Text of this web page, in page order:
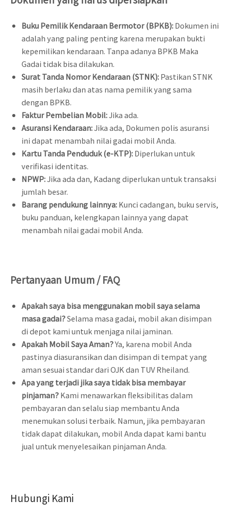
Buku Pemilik Kendaraan Bermotor (BPKB):Dokumen ini
adalah yang paling penting karena merupakan bukti
kepemilikan kendaraan. Tanpa adanya BPKB Maka
Gadai tidak bisa dilakukan.
Surat Tanda Nomor Kendaraan (STNK):Pastikan STNK
masih berlaku dan atas nama pemilik yang sama
dengan BPKB.
Faktur Pembelian Mobil:Jika ada.
Asuransi Kendaraan:Jika ada, Dokumen polis asuransi
ini dapat menambah nilai gadai mobil Anda.
Kartu Tanda Penduduk (e-KTP):Diperlukan untuk
verifikasi identitas.
NPWP:Jika ada dan, Kadang diperlukan untuk transaksi
jumlah besar.
Barang pendukung lainnya:Kunci cadangan, buku servis,
buku panduan, kelengkapan lainnya yang dapat
menambah nilai gadai mobil Anda.
Pertanyaan Umum / FAQ
Apakah saya bisa menggunakan mobil saya selama
masa gadai?Selama masa gadai, mobil akan disimpan
di depot kami untuk menjaga nilai jaminan.
Apakah Mobil Saya Aman?Ya, karena mobil Anda
pastinya diasuransikan dan disimpan di tempat yang
aman sesuai standar dari OJK dan TUV Rheiland.
Apa yang terjadi jika saya tidak bisa membayar
pinjaman?Kami menawarkan fleksibilitas dalam
pembayaran dan selalu siap membantu Anda
menemukan solusi terbaik. Namun, jika pembayaran
tidak dapat dilakukan, mobil Anda dapat kami bantu
jual untuk menyelesaikan pinjaman Anda.
Hubungi Kami